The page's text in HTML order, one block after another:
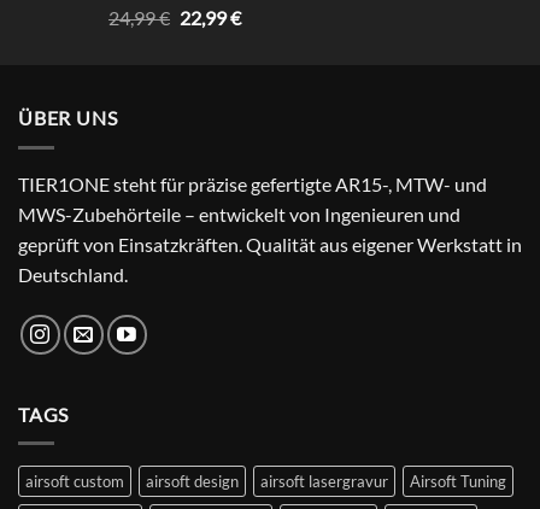
Bewertet
mit
24,99€ Ursprünglicher
22,99€Aktueller
ÜBER UNS
TIER1ONE steht für präzise gefertigte AR15-, MTW- und
MWS-Zubehörteile – entwickelt von Ingenieuren und
geprüft von Einsatzkräften. Qualität aus eigener Werkstatt in
Deutschland.
TAGS
airsoft custom airsoft design airsoft lasergravur
Airsoft Tuning